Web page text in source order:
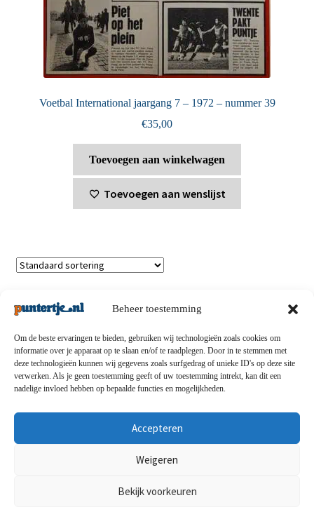
Beheer toestemming
Om de beste ervaringen te bieden, gebruiken wij technologieën zoals cookies om
informatie over je apparaat op te slaan en/of te raadplegen. Door in te stemmen met
deze technologieën kunnen wij gegevens zoals surfgedrag of unieke ID's op deze site
verwerken. Als je geen toestemming geeft of uw toestemming intrekt, kan dit een
nadelige invloed hebben op bepaalde functies en mogelijkheden.
Accepteren
Weigeren
Bekijk voorkeuren
Voetbal International jaargang 7 – 1972 – nummer 39
€35,00
Toevoegen aan winkelwagen
Toevoegen aan wenslijst
Privacybeleid-Verzending en retouren-Algemene
voorwaarden-Disclaimert-Betaalmethoden-Over ons
Contact